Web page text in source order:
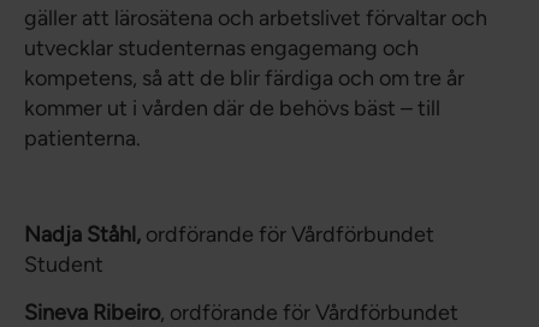
gäller att lärosätena och arbetslivet förvaltar och
utvecklar studenternas engagemang och
kompetens, så att de blir färdiga och om tre år
kommer ut i vården där de behövs bäst – till
patienterna.
Nadja Ståhl, ordförande för Vårdförbundet
Student
Sineva Ribeiro, ordförande för Vårdförbundet